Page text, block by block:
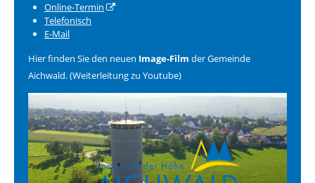
Online-Termin
Telefonisch
E-Mail
Hier finden Sie den neuen Image-Film der Gemeinde
Aichwald. (Weiterleitung zu Youtube)